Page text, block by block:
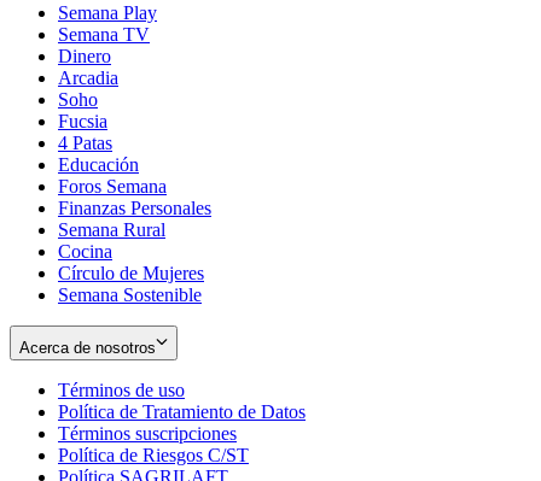
Semana Play
Semana TV
Dinero
Arcadia
Soho
in
new
window
Fucsia
in
new
window
4 Patas
Educación
Foros Semana
Finanzas Personales
Semana Rural
Cocina
Círculo de Mujeres
Semana Sostenible
Acerca de nosotros
Términos de uso
in
new
window
Política de Tratamiento de Datos
Términos suscripciones
in
Política de Riesgos C/ST
Política SAGRILAFT